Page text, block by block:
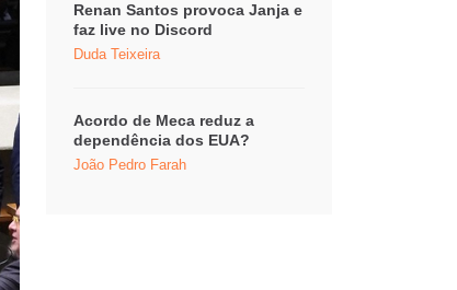
Renan Santos provoca Janja e
faz live no Discord
Duda Teixeira
Acordo de Meca reduz a
dependência dos EUA?
João Pedro Farah